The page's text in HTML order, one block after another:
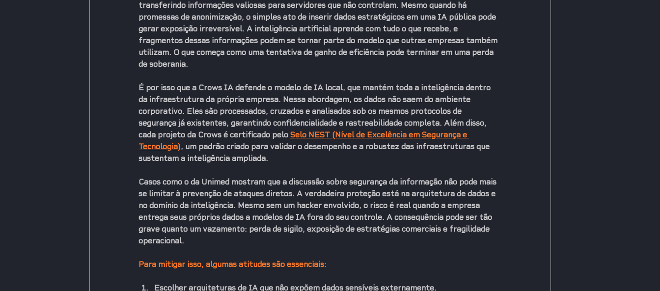
transferindo informações valiosas para servidores que não controlam. Mesmo quando há
promessas de anonimização, o simples ato de inserir dados estratégicos em uma IA pública pode
gerar exposição irreversível. A inteligência artificial aprende com tudo o que recebe, e
fragmentos dessas informações podem se tornar parte do modelo que outras empresas também
utilizam. O que começa como uma tentativa de ganho de eficiência pode terminar em uma perda
de soberania.
É por isso que a Crows IA defende o modelo de IA local, que mantém toda a inteligência dentro
da infraestrutura da própria empresa. Nessa abordagem, os dados não saem do ambiente
corporativo. Eles são processados, cruzados e analisados sob os mesmos protocolos de
segurança já existentes, garantindo confidencialidade e rastreabilidade completa. Além disso,
cada projeto da Crows é certificado pelo Selo NEST (Nível de Excelência em Segurança e
Tecnologia), um padrão criado para validar o desempenho e a robustez das infraestruturas que
sustentam a inteligência ampliada.
Casos como o da Unimed mostram que a discussão sobre segurança da informação não pode mais
se limitar à prevenção de ataques diretos. A verdadeira proteção está na arquitetura de dados e
no domínio da inteligência. Mesmo sem um hacker envolvido, o risco é real quando a empresa
entrega seus próprios dados a modelos de IA fora do seu controle. A consequência pode ser tão
grave quanto um vazamento: perda de sigilo, exposição de estratégias comerciais e fragilidade
operacional.
Para mitigar isso, algumas atitudes são essenciais:
Escolher arquiteturas de IA que não expõem dados sensíveis externamente.